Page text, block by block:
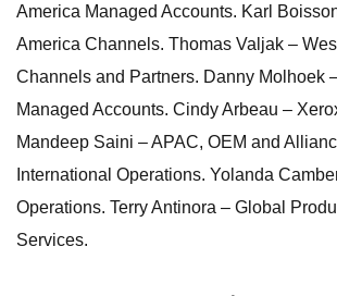
America Managed Accounts. Karl
America Channels. Thomas Valjak –
Channels and Partners. Danny Molhoek
Managed Accounts. Cindy Arbeau –
Mandeep Saini – APAC, OEM and
International Operations. Yolanda
Operations. Terry Antinora – Global
Services.